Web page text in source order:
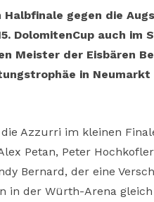
Halbfinale gegen die
DolomitenCup auch im
Meister der Eisbären
in Neumarkt
Azzurri im kleinen
Petan, Peter
Bernard, der eine
in der Würth-Arena